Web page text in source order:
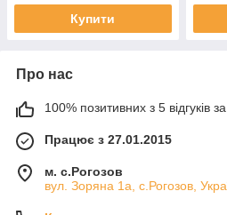
Купити
Про нас
100% позитивних з 5 відгуків за
Працює з 27.01.2015
м. с.Рогозов
вул. Зоряна 1а, с.Рогозов,